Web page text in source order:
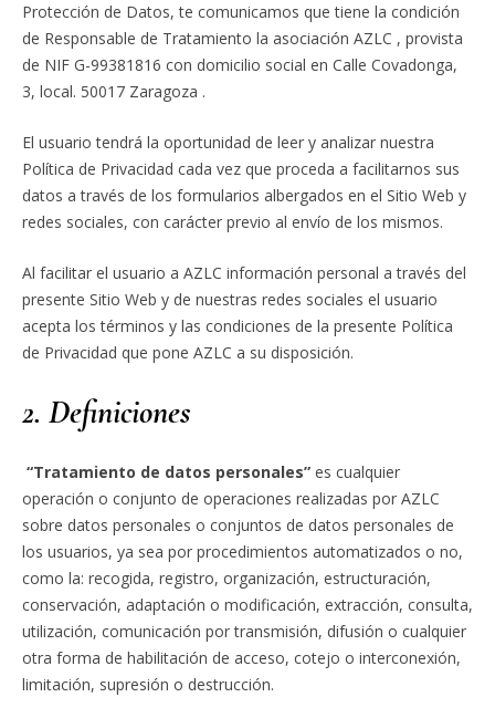
Protección de Datos, te comunicamos que tiene la condición
de Responsable de Tratamiento la asociación AZLC , provista
de NIF G-99381816 con domicilio social en Calle Covadonga,
3, local. 50017 Zaragoza .
El usuario tendrá la oportunidad de leer y analizar nuestra
Política de Privacidad cada vez que proceda a facilitarnos sus
datos a través de los formularios albergados en el Sitio Web y
redes sociales, con carácter previo al envío de los mismos.
Al facilitar el usuario a AZLC información personal a través del
presente Sitio Web y de nuestras redes sociales el usuario
acepta los términos y las condiciones de la presente Política
de Privacidad que pone AZLC a su disposición.
2. Definiciones
“Tratamiento de datos personales” es cualquier
operación o conjunto de operaciones realizadas por AZLC
sobre datos personales o conjuntos de datos personales de
los usuarios, ya sea por procedimientos automatizados o no,
como la: recogida, registro, organización, estructuración,
conservación, adaptación o modificación, extracción, consulta,
utilización, comunicación por transmisión, difusión o cualquier
otra forma de habilitación de acceso, cotejo o interconexión,
limitación, supresión o destrucción.